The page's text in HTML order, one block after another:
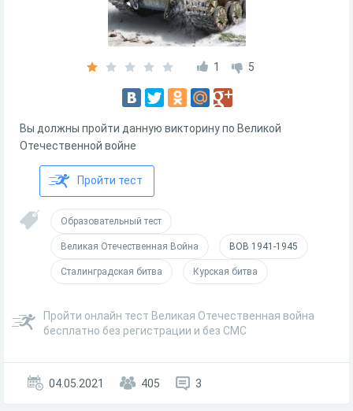
1 5
Вы должны пройти данную викторину по Великой
Отечественной войне
Пройти тест
Образовательный тест
Великая Отечественная Война ВОВ 1941-1945
Сталинградская битва Курская битва
Пройти онлайн тест Великая Отечественная война
бесплатно без регистрации и без СМС
04.05.2021 405 3